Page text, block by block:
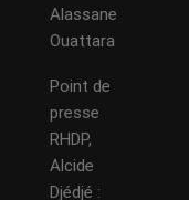
Alassane
Ouattara
Point de
presse
RHDP,
Alcide
Djédjé :